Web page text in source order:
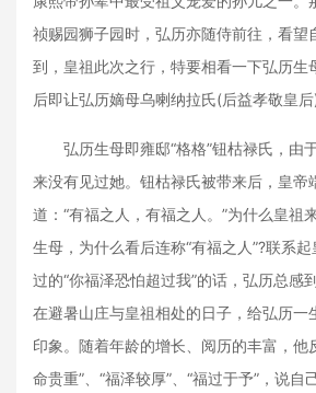
祯赐园狮子园时，弘历亦随侍前往，看望
到，皇祖此次之行，特要相看一下弘历生
后即让弘历嫡母乌喇纳拉氏(后益孝敬皇后
弘历生母即雍邸“格格”钮枯禄氏，由
来没有见过她。钮枯禄氏被带来后，皇帝
道：“有福之人，有福之人。”为什么皇祖
生母，为什么看后连称“有福之人”?联系
过的“你福泽恐怕超过我”的话，弘历总感
在避暑山庄与皇祖相处的日子，给弘历一
印象。随着年龄的增长、阅历的丰富，他
命贵重”、“福泽较厚”、“福过于予”，说自